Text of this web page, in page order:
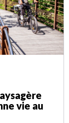
vie au